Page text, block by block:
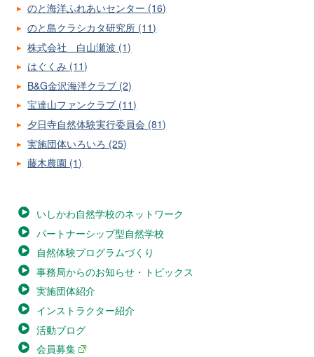
のと海洋ふれあいセンター (16)
のと島クラシカタ研究所 (11)
株式会社 白山瀬波 (1)
はぐくみ (11)
B&G金沢海洋クラブ (2)
宝達山ファンクラブ (11)
夕日寺自然体験実行委員会 (81)
実施団体いろいろ (25)
藤木農園 (1)
いしかわ自然学校のネットワーク
パートナーシップ型自然学校
自然体験プログラムづくり
事務局からのお知らせ・トピックス
実施団体紹介
インストラクター紹介
活動ブログ
会員募集